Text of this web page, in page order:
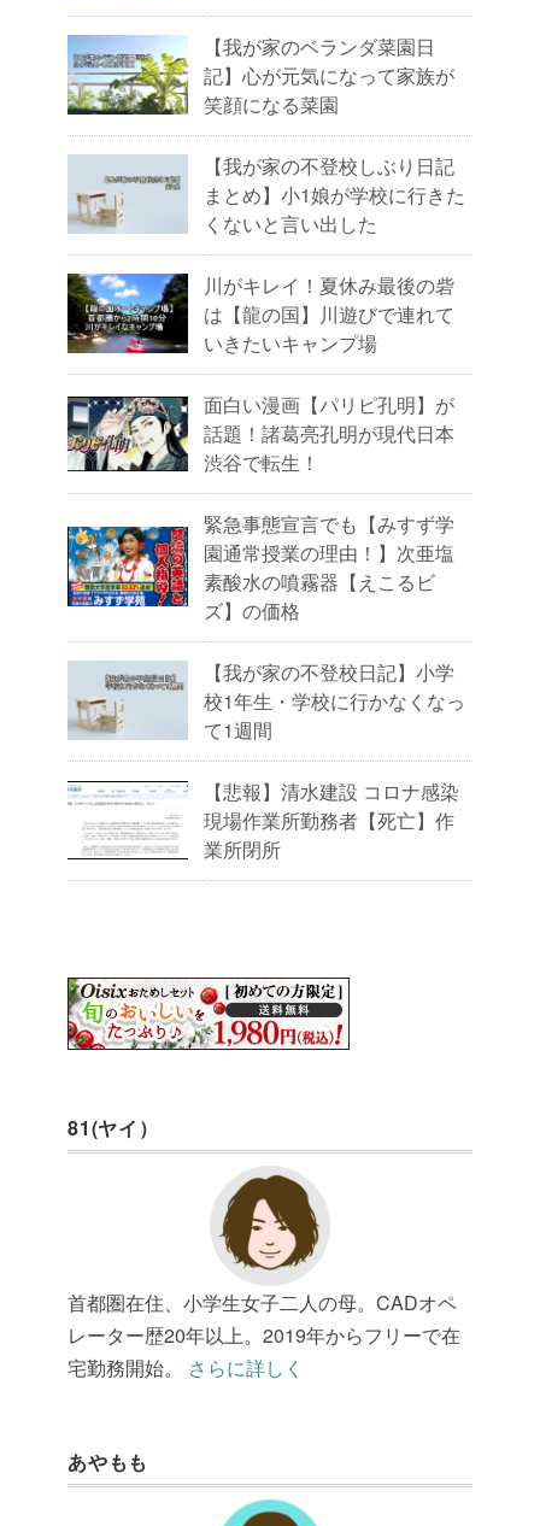
【我が家のベランダ菜園日
記】心が元気になって家族が
笑顔になる菜園
【我が家の不登校しぶり日記
まとめ】小1娘が学校に行きた
くないと言い出した
川がキレイ！夏休み最後の砦
は【龍の国】川遊びで連れて
いきたいキャンプ場
面白い漫画【パリピ孔明】が
話題！諸葛亮孔明が現代日本
渋谷で転生！
緊急事態宣言でも【みすず学
園通常授業の理由！】次亜塩
素酸水の噴霧器【えこるビ
ズ】の価格
【我が家の不登校日記】小学
校1年生・学校に行かなくなっ
て1週間
【悲報】清水建設 コロナ感染
現場作業所勤務者【死亡】作
業所閉所
81(ヤイ）
首都圏在住、小学生女子二人の母。CADオペ
レーター歴20年以上。2019年からフリーで在
宅勤務開始。 さらに詳しく
あやもも